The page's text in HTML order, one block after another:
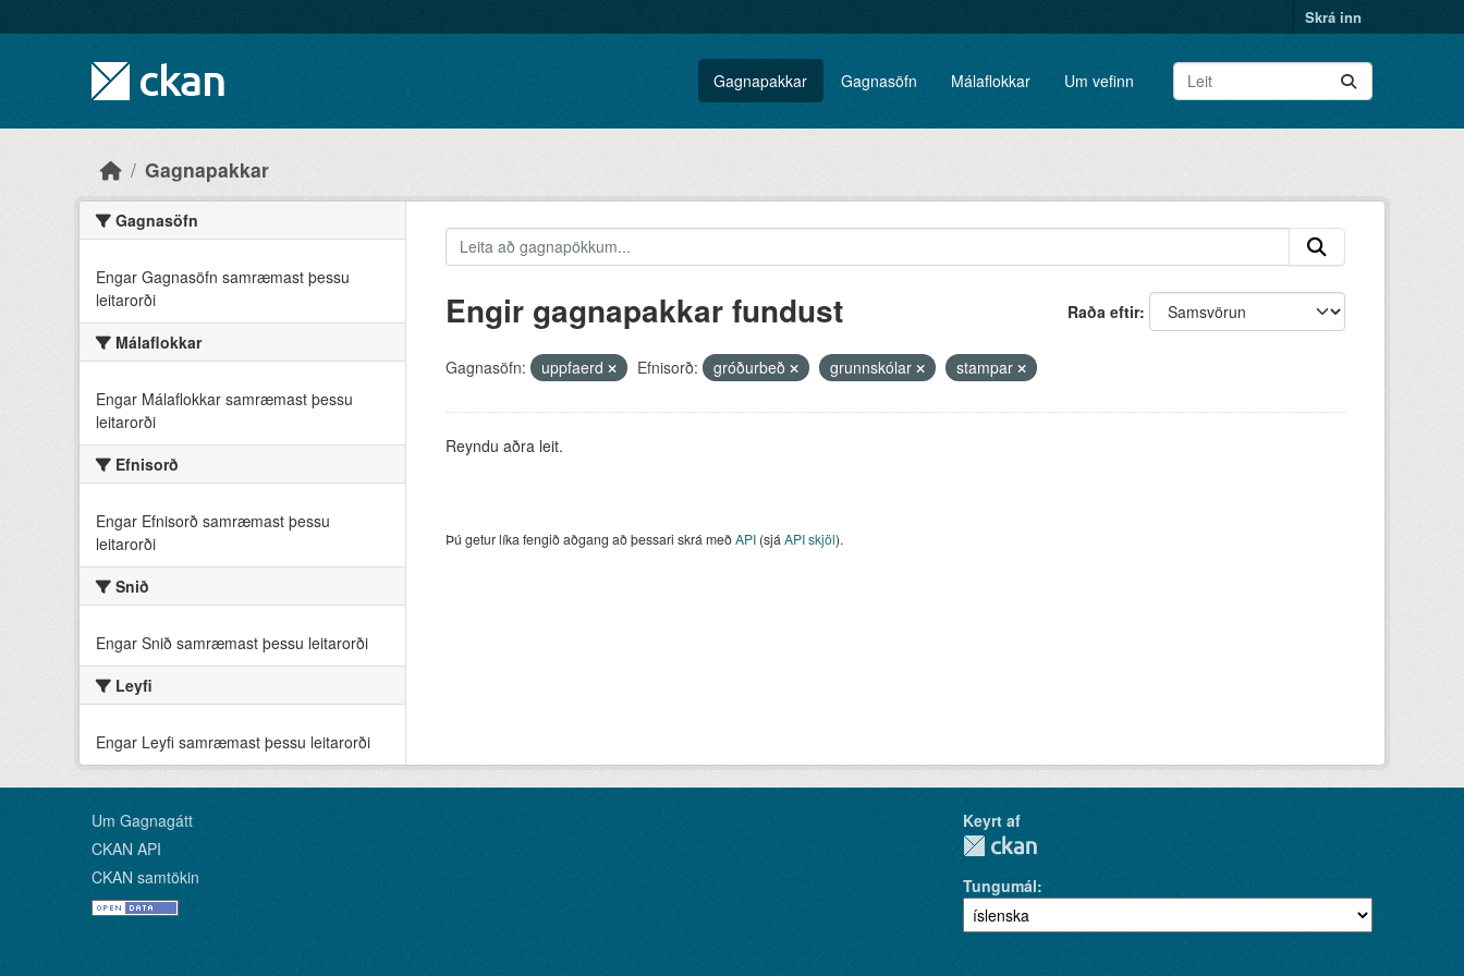
Skrá inn
Gagnapakkar Gagnasöfn Málaflokkar Um vefinn
Gagnapakkar
Gagnasöfn
Engar Gagnasöfn samræmast þessu
leitarorði
Málaflokkar
Engar Málaflokkar samræmast þessu
leitarorði
Efnisorð
Engar Efnisorð samræmast þessu
leitarorði
Snið
Engar Snið samræmast þessu leitarorði
Leyfi
Engar Leyfi samræmast þessu leitarorði
Raða eftir
Engir gagnapakkar fundust
Gagnasöfn: uppfaerd Efnisorð: gróðurbeð grunnskólar stampar
Reyndu aðra leit.
Þú getur líka fengið aðgang að þessari skrá meðAPI(sjá API skjöl).
Um Gagnagátt
CKAN API
CKAN samtökin
Keyrt af
Tungumál